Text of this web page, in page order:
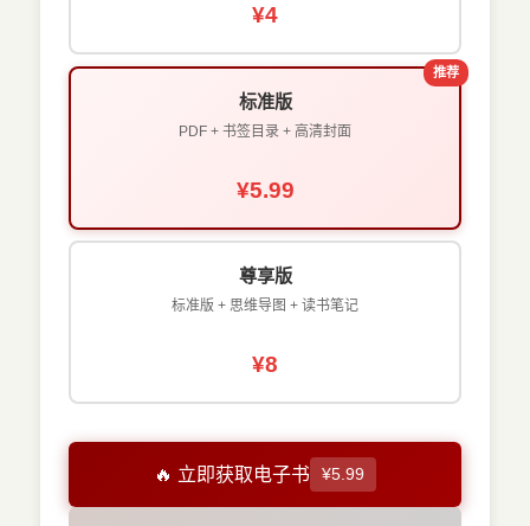
¥4
推荐
标准版
PDF + 书签目录 + 高清封面
¥5.99
尊享版
标准版 + 思维导图 + 读书笔记
¥8
🔥 立即获取电子书 ¥5.99